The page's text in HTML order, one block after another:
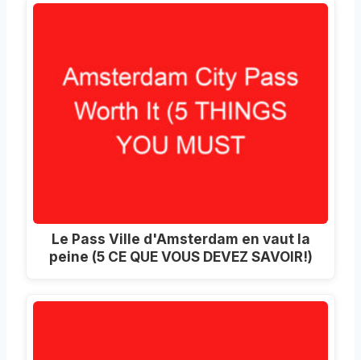
Le Pass Ville d'Amsterdam en vaut la
peine (5 CE QUE VOUS DEVEZ SAVOIR!)